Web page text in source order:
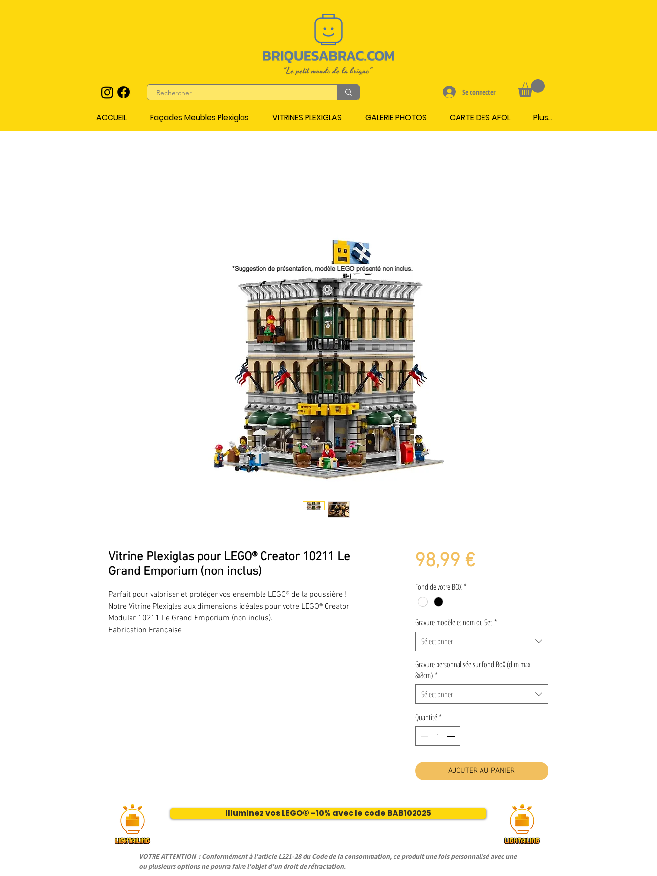
Se connecter
ACCUEIL Façades Meubles Plexiglas VITRINES PLEXIGLAS GALERIE PHOTOS CARTE DES AFOL Plus...
Vitrine Plexiglas pour LEGO® Creator 10211 Le
Grand Emporium (non inclus)
Parfait pour valoriser et protéger vos ensemble LEGO® de la poussière !
Notre Vitrine Plexiglas aux dimensions idéales pour votre LEGO® Creator
Modular 10211 Le Grand Emporium (non inclus).
Fabrication Française
98,99 €Prix
Fond de votre BOX*
Gravure modèle et nom du Set*
Sélectionner
Gravure personnalisée sur fond BoX (dim max
8x8cm)*
Sélectionner
Quantité*
AJOUTER AU PANIER
Illuminez vos LEGO® -10% avec le code BAB102025
VOTRE ATTENTION : Conformément à l'article L221-28 du Code de la consommation, ce produit une fois personnalisé avec une
ou plusieurs options ne pourra faire l'objet d'un droit de rétractation.